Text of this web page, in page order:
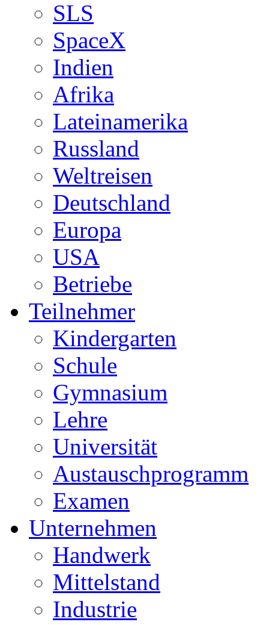
SLS
SpaceX
Indien
Afrika
Lateinamerika
Russland
Weltreisen
Deutschland
Europa
USA
Betriebe
Teilnehmer
Kindergarten
Schule
Gymnasium
Lehre
Universität
Austauschprogramm
Examen
Unternehmen
Handwerk
Mittelstand
Industrie